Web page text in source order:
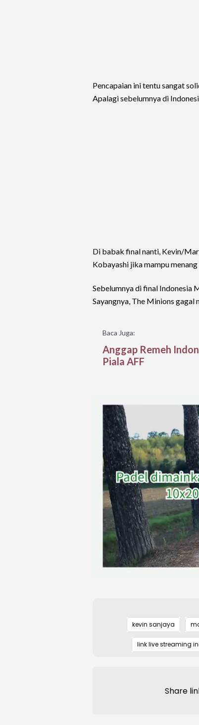
Pencapaian ini tentu sangat
Apalagi sebelumnya di
Di babak final nanti, Kevin/
Kobayashi jika mampu
Sebelumnya di final Indonesia
Sayangnya, The Minions gagal
Baca Juga:
Anggap Remeh
Piala AFF
kevin sanjaya
link live streaming
Share